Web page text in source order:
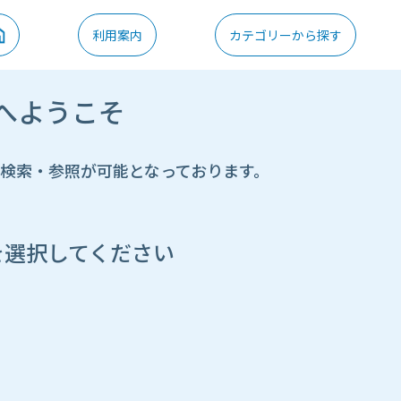
利用案内 カテゴリーから探す
ようこそ
・参照が可能となっております。
択してください